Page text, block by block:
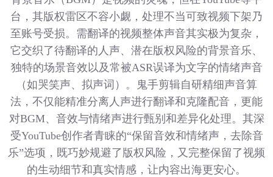
台，其版权雷区不容小觑，处理不当可致视频下架乃
至账号受损。需翻译的视频整体声音其实极为复杂，
它交织了待翻译的人声、潜在版权风险的背景音乐、
独特的场景音效以及常被ASR误译为文字的情绪声音
（如哭笑声、拟声词）。鬼手剪辑自研精细声音算
法，不仅能精准分离人声进行翻译和克隆配音，更能
对BGM、音效与情绪声进行甄别和差异化处理。其深
受YouTube创作者青睐的“保留音效和情绪声，去除音
乐”选项，既巧妙规避了版权风险，又完整保留了视频
的生动细节和真实情感，让内容出海更安心。